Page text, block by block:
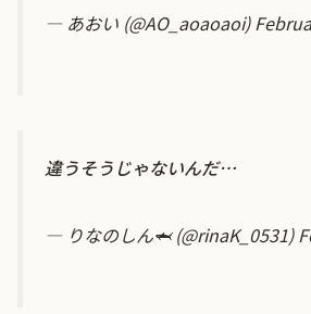
— あおい (@AO_aoaoaoi)
違うそうじゃないんだ…
— りなのしん🦈 (@rinaK_0531)